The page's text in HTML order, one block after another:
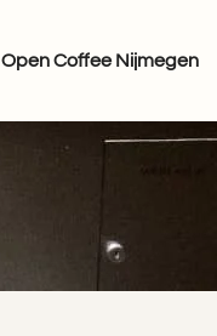
Open Coffee Nijmegen